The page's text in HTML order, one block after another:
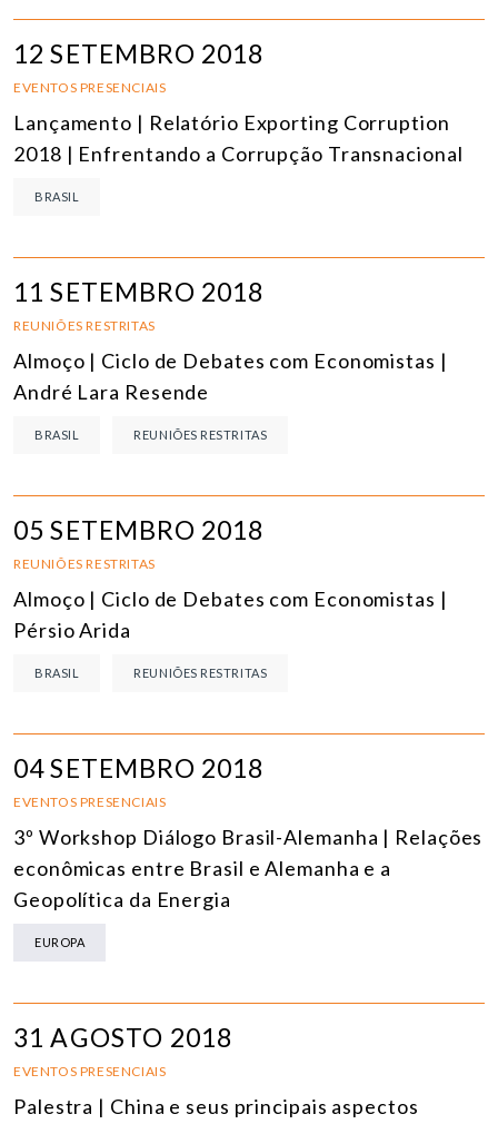
12 SETEMBRO 2018
EVENTOS PRESENCIAIS
Lançamento | Relatório Exporting Corruption
2018 | Enfrentando a Corrupção Transnacional
BRASIL
11 SETEMBRO 2018
REUNIÕES RESTRITAS
Almoço | Ciclo de Debates com Economistas |
André Lara Resende
BRASIL REUNIÕES RESTRITAS
05 SETEMBRO 2018
REUNIÕES RESTRITAS
Almoço | Ciclo de Debates com Economistas |
Pérsio Arida
BRASIL REUNIÕES RESTRITAS
04 SETEMBRO 2018
EVENTOS PRESENCIAIS
3º Workshop Diálogo Brasil-Alemanha | Relações
econômicas entre Brasil e Alemanha e a
Geopolítica da Energia
EUROPA
31 AGOSTO 2018
EVENTOS PRESENCIAIS
Palestra | China e seus principais aspectos